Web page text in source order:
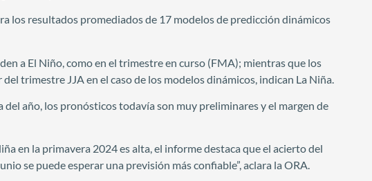
los resultados promediados de 17 modelos de predicción dinámicos
a El Niño, como en el trimestre en curso (FMA); mientras que los
trimestre JJA en el caso de los modelos dinámicos, indican La Niña.
del año, los pronósticos todavía son muy preliminares y el margen de
en la primavera 2024 es alta, el informe destaca que el acierto del
se puede esperar una previsión más confiable”, aclara la ORA.